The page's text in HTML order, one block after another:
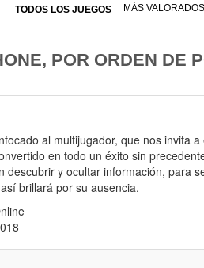
TODOS LOS JUEGOS MÁS VALORADOS
POR ORDEN DE
al multijugador, que nos invita
en todo un éxito sin
descubrir y ocultar información, para
brillará por su ausencia.